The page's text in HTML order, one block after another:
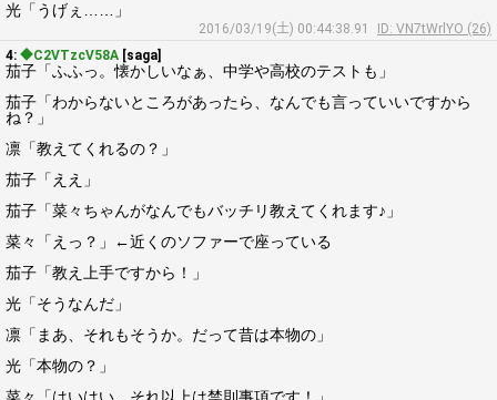
光「うげぇ……」
2016/03/19(土) 00:44:38.91
ID: VN7tWrlYO (26)
4: ◆C2VTzcV58A [saga]
茄子「ふふっ。懐かしいなぁ、中学や高校のテストも」
茄子「わからないところがあったら、なんでも言っていいですから
ね？」
凛「教えてくれるの？」
茄子「ええ」
茄子「菜々ちゃんがなんでもバッチリ教えてくれます♪」
菜々「えっ？」←近くのソファーで座っている
茄子「教え上手ですから！」
光「そうなんだ」
凛「まあ、それもそうか。だって昔は本物の」
光「本物の？」